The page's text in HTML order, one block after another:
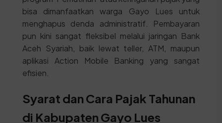
bisa dimanfaatkan warga Gayo Lues untuk
menghapus denda administratif. Pembayaran
pun kini sangat fleksibel melalui jaringan Bank
Aceh Syariah, baik lewat teller, ATM, maupun
aplikasi Action Mobile Banking yang sangat
efisien.
Syarat dan Cara Pajak Tahunan
di Kabupaten Gayo Lues